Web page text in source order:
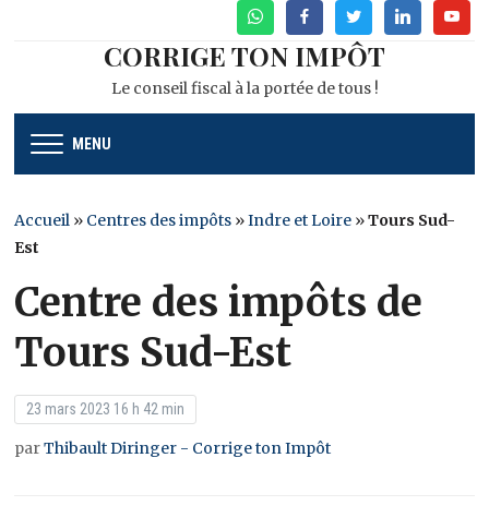
WhatsAppFacebookTwitterLinkedin
CORRIGE TON IMPÔT
Le conseil fiscal à la portée de tous !
MENU
Accueil » Centres des impôts »Indre et Loire »Tours Sud-
Est
Centre des impôts de
Tours Sud-Est
23 mars 2023 16 h 42 min
parThibault Diringer - Corrige ton Impôt